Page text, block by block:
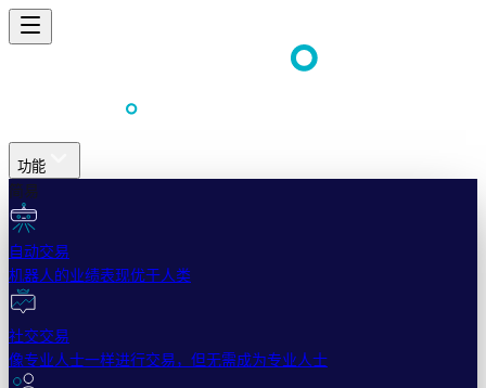
功能
简易
自动交易
机器人的业绩表现优于人类
社交交易
像专业人士一样进行交易，但无需成为专业人士